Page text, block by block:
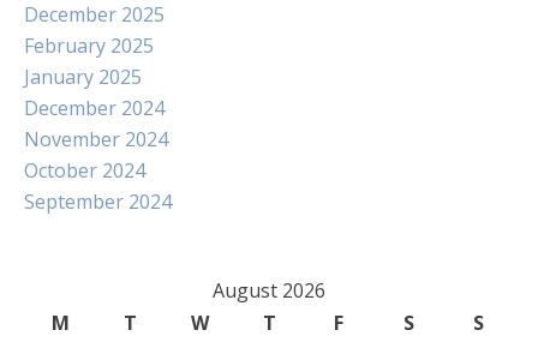
December 2025
February 2025
January 2025
December 2024
November 2024
October 2024
September 2024
August 2026
M
T W T F S
S